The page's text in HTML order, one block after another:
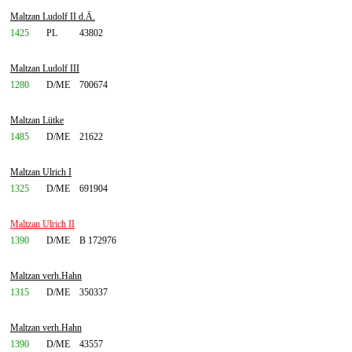
Maltzan Ludolf II d.Ä.
1425
PL 43802
Maltzan Ludolf III
1280
D/ME 700674
Maltzan Lütke
1485
D/ME 21622
Maltzan Ulrich I
1325
D/ME 691904
Maltzan Ulrich II
1390
D/ME B 172976
Maltzan verh.Hahn
1315
D/ME 350337
Maltzan verh.Hahn
1390
D/ME 43557